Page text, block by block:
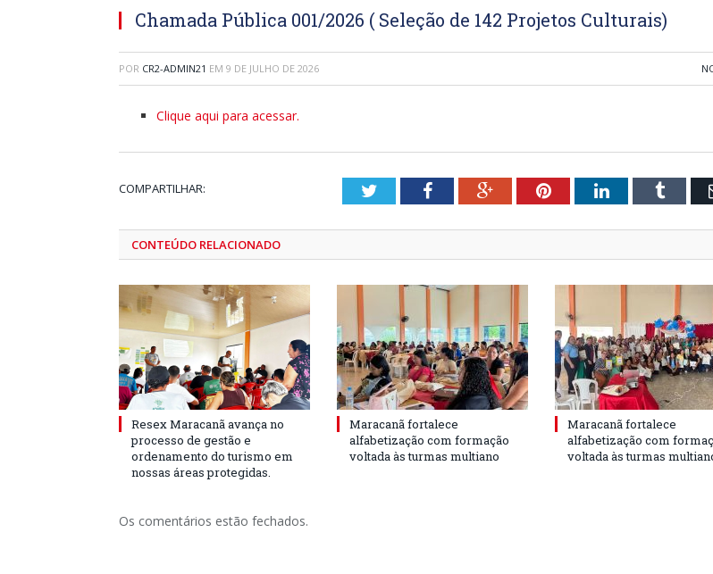
Chamada Pública 001/2026 ( Seleção de 142 Projetos Culturais)
POR CR2-ADMIN21 EM 9 DE JULHO DE 2026
Clique aqui para acessar.
COMPARTILHAR: TwitterFacebookGoogle+PinterestLinkedIn
CONTEÚDO RELACIONADO
Resex Maracanã avança no
processo de gestão e
ordenamento do turismo em
nossas áreas protegidas.
Maracanã fortalece
alfabetização com formação
voltada às turmas multiano
Maracanã fortalece
alfabetização com
voltada às turmas
Os comentários estão fechados.